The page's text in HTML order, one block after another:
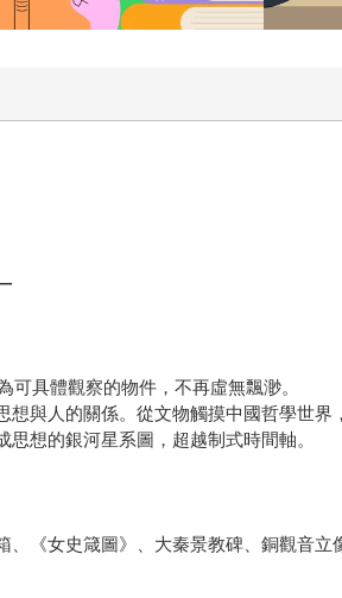
具體觀察的物件，不再虛無飄渺。
與人的關係。從文物觸摸中國哲學世界
想的銀河星系圖，超越制式時間軸。
、《女史箴圖》、大秦景教碑、銅觀音